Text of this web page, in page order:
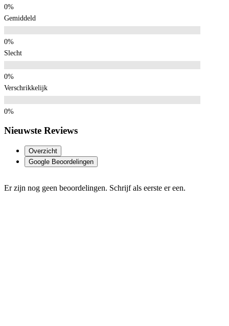
Gemiddeld
Slecht
Verschrikkelijk
Nieuwste Reviews
Overzicht
Google Beoordelingen
Er zijn nog geen beoordelingen. Schrijf als eerste er een.